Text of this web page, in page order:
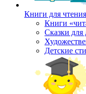
Книги для чтения
Книги
Сказки для
Детские